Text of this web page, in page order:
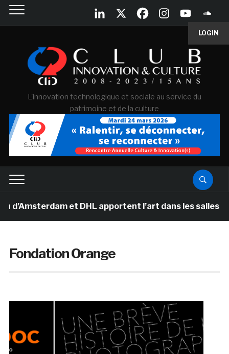
LOGIN
L'innovation technologique et sociale au service du
patrimoine et de la culture
et DHL apportent l’art dans les salles de
Fondation Orange